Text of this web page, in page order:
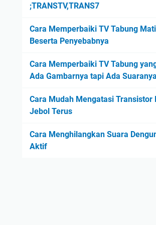
;TRANSTV,TRANS7
Cara Memperbaiki TV Tabung
Beserta Penyebabnya
Cara Memperbaiki TV Tabung
Ada Gambarnya tapi Ada Suaranya
Cara Mudah Mengatasi Transistor
Jebol Terus
Cara Menghilangkan Suara
Aktif